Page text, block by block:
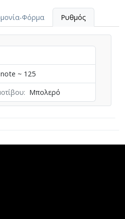
Φόρμα Ρυθμός
~ 125
Mπολερό